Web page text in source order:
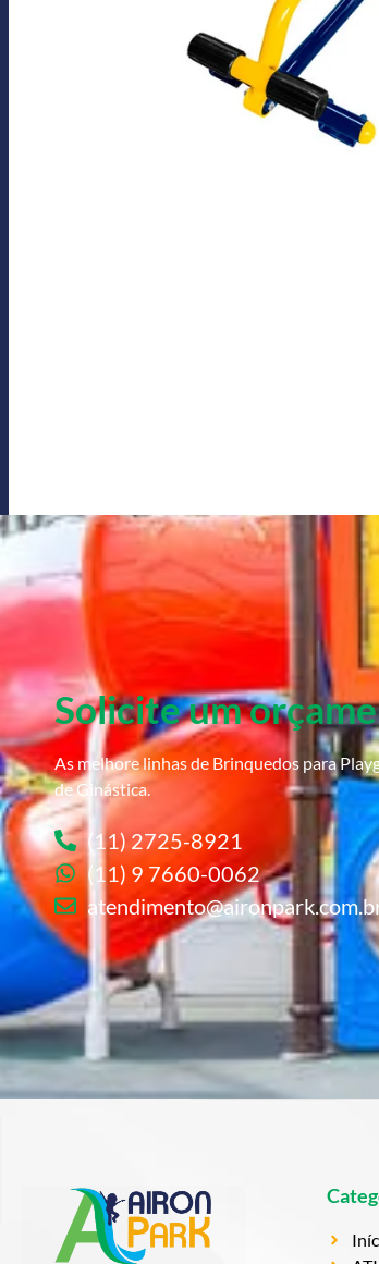
Solicite um
As melhore linhas de Brinquedos para
de Ginástica.
(11) 2725-8921
(11) 9 7660-0062